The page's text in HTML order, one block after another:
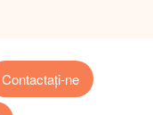
Contactaţi-ne